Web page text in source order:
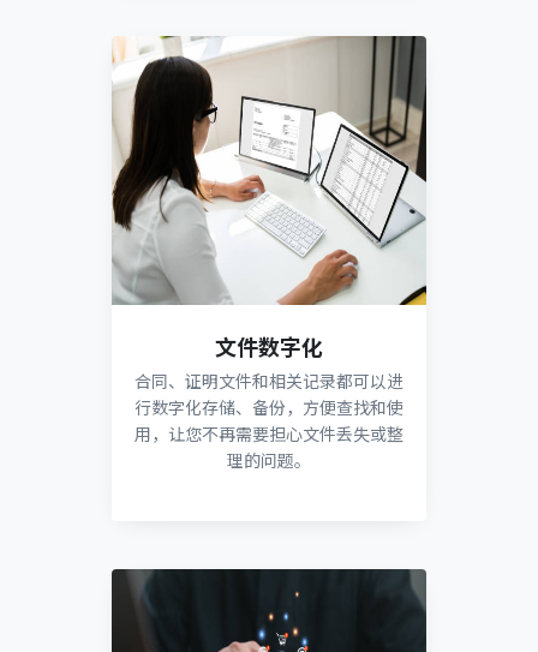
文件数字化
合同、证明文件和相关记录都可以进
行数字化存储、备份，方便查找和使
用，让您不再需要担心文件丢失或整
理的问题。